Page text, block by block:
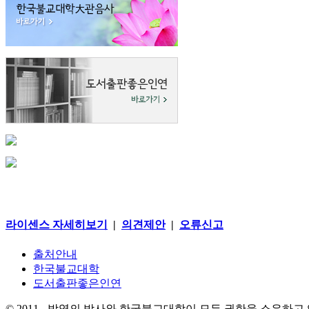
라이센스 자세히보기 | 의견제안| 오류신고
출처안내
한국불교대학
도서출판좋은인연